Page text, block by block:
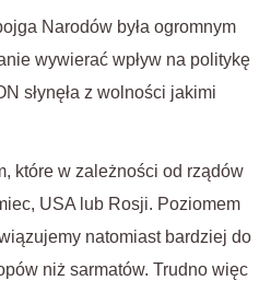
Narodów była ogromnym
wywierać wpływ na politykę
słynęła z wolności jakimi
które w zależności od rządów
USA lub Rosji. Poziomem
natomiast bardziej do
niż sarmatów. Trudno więc